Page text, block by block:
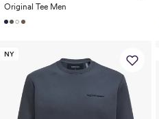
Original Tee Men
NY